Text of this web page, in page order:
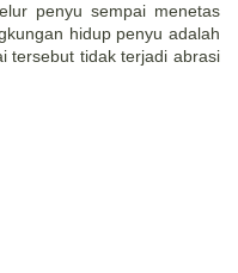
penyu sempai menetas
hidup penyu adalah
tersebut tidak terjadi abrasi